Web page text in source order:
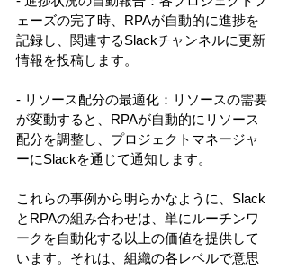
ェーズの完了時、RPAが自動的に進捗を
記録し、関連するSlackチャンネルに更新
情報を投稿します。
- リソース配分の最適化：リソースの需要
が変動すると、RPAが自動的にリソース
配分を調整し、プロジェクトマネージャ
ーにSlackを通じて通知します。
これらの事例から明らかなように、Slack
とRPAの組み合わせは、単にルーチンワ
ークを自動化する以上の価値を提供して
います。それは、組織の各レベルで意思